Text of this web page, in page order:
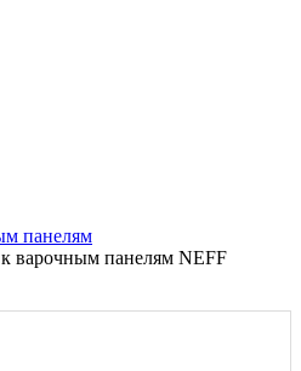
панелям
варочным панелям NEFF